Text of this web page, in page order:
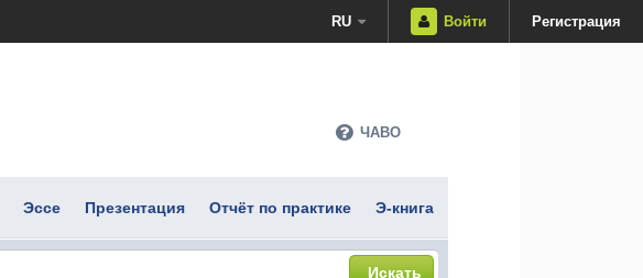
RU Войти Регистрация
ЧАВО
Эссе Презентация Отчёт по практике Э-книга
Искать